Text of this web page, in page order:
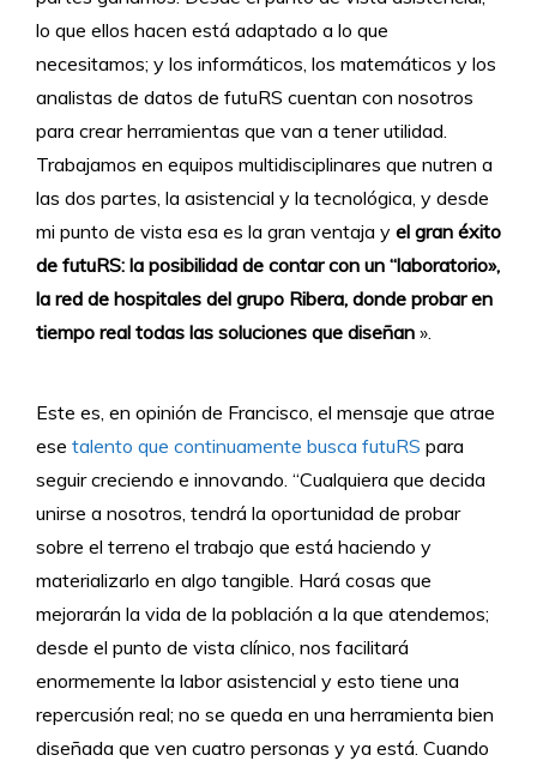
lo que ellos hacen está adaptado a lo que
necesitamos; y los informáticos, los matemáticos y los
analistas de datos de futuRS cuentan con nosotros
para crear herramientas que van a tener utilidad.
Trabajamos en equipos multidisciplinares que nutren a
las dos partes, la asistencial y la tecnológica, y desde
mi punto de vista esa es la gran ventaja y el gran éxito
de futuRS: la posibilidad de contar con un “laboratorio»,
la red de hospitales del grupo Ribera, donde probar en
tiempo real todas las soluciones que diseñan ».
Este es, en opinión de Francisco, el mensaje que atrae
ese talento que continuamente busca futuRS para
seguir creciendo e innovando. “Cualquiera que decida
unirse a nosotros, tendrá la oportunidad de probar
sobre el terreno el trabajo que está haciendo y
materializarlo en algo tangible. Hará cosas que
mejorarán la vida de la población a la que atendemos;
desde el punto de vista clínico, nos facilitará
enormemente la labor asistencial y esto tiene una
repercusión real; no se queda en una herramienta bien
diseñada que ven cuatro personas y ya está. Cuando